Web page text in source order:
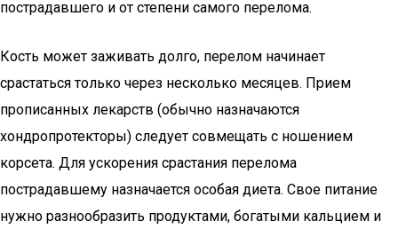
пострадавшего и от степени самого перелома.
Кость может заживать долго, перелом начинает
срастаться только через несколько месяцев. Прием
прописанных лекарств (обычно назначаются
хондропротекторы) следует совмещать с ношением
корсета. Для ускорения срастания перелома
пострадавшему назначается особая диета. Свое питание
нужно разнообразить продуктами, богатыми кальцием и